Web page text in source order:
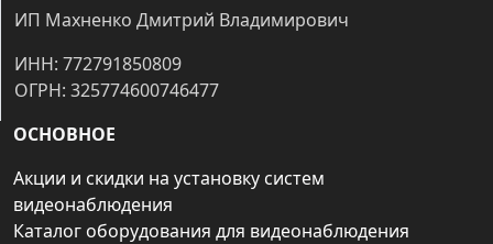
ИП Махненко Дмитрий Владимирович
ИНН: 772791850809
ОГРН: 325774600746477
ОСНОВНОЕ
Акции и скидки на установку систем
видеонаблюдения
Каталог оборудования для видеонаблюдения